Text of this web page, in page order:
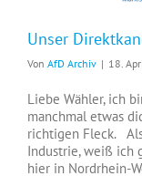
Unser
Von AfD Archiv | 18.
Liebe Wähler, ich
manchmal etwas
richtigen Fleck.
Industrie, weiß ich
hier in Nordrhein-